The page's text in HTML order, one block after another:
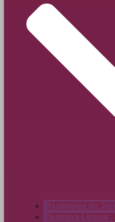
Bastidores do Júri
Destrava-Língua